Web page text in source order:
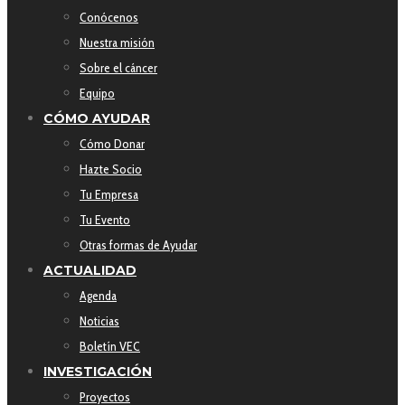
Conócenos
Nuestra misión
Sobre el cáncer
Equipo
CÓMO AYUDAR
Cómo Donar
Hazte Socio
Tu Empresa
Tu Evento
Otras formas de Ayudar
ACTUALIDAD
Agenda
Noticias
Boletín VEC
INVESTIGACIÓN
Proyectos